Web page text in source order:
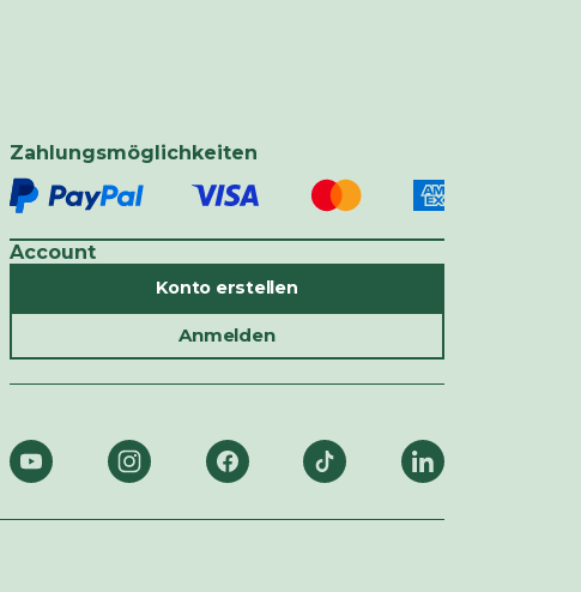
Zahlungsmöglichkeiten
Account
Konto erstellen
Anmelden